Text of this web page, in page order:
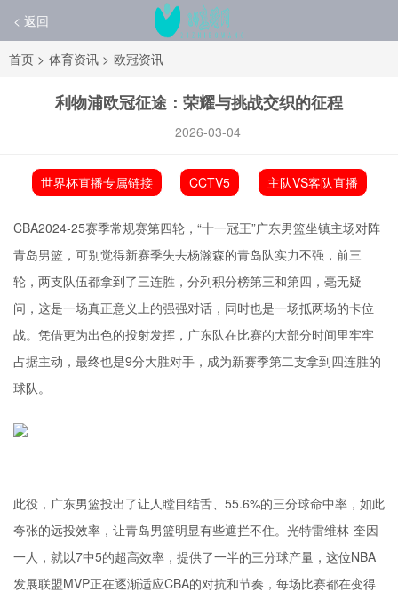
< 返回
首页 > 体育资讯 > 欧冠资讯
利物浦欧冠征途：荣耀与挑战交织的征程
2026-03-04
世界杯直播专属链接 CCTV5 主队VS客队直播
CBA2024-25赛季常规赛第四轮，“十一冠王”广东男篮坐镇主场对阵
青岛男篮，可别觉得新赛季失去杨瀚森的青岛队实力不强，前三
轮，两支队伍都拿到了三连胜，分列积分榜第三和第四，毫无疑
问，这是一场真正意义上的强强对话，同时也是一场抵两场的卡位
战。凭借更为出色的投射发挥，广东队在比赛的大部分时间里牢牢
占据主动，最终也是9分大胜对手，成为新赛季第二支拿到四连胜的
球队。
此役，广东男篮投出了让人瞠目结舌、55.6%的三分球命中率，如此
夸张的远投效率，让青岛男篮明显有些遮拦不住。光特雷维林-奎因
一人，就以7中5的超高效率，提供了一半的三分球产量，这位NBA
发展联盟MVP正在逐渐适应CBA的对抗和节奏，每场比赛都在变得